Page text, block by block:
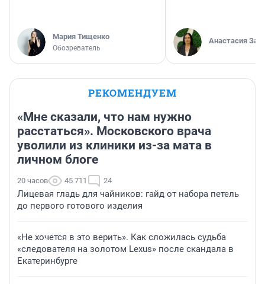
Мария Тищенко
Обозреватель
Анастасия
РЕКОМЕНДУЕМ
«Мне сказали, что нам нужно
расстаться». Московского врача
уволили из клиники из-за мата в
личном блоге
20 часов 45 711 24
Лицевая гладь для чайников: гайд от набора петель
до первого готового изделия
«Не хочется в это верить». Как сложилась судьба
«следователя на золотом Lexus» после скандала в
Екатеринбурге